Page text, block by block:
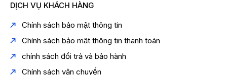
DỊCH VỤ KHÁCH HÀNG
Chính sách bảo mật thông tin
Chính sách bảo mật thông tin thanh toán
chính sách đổi trả và bảo hành
Chính sách vận chuyển